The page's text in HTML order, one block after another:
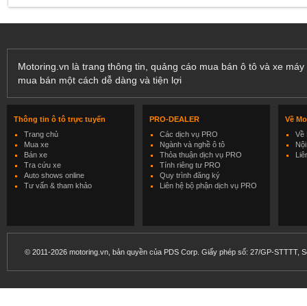
Motoring.vn là trang thông tin, quảng cáo mua bán ô tô và xe
mua bán một cách dễ dàng và tiện lợi
Thông tin ô tô trực tuyến
Trang chủ
Mua xe
Bán xe
Tra cứu xe
Auto shows online
Tư vấn & tham khảo
PRO-DEALER
Các dịch vụ PRO
Ngành và nghề ô tô
Thỏa thuận dịch vụ PRO
Tính riêng tư PRO
Quy trình đăng ký
Liên hệ bộ phận dịch vụ PRO
Về
Về
© 2011-2026 motoring.vn, bản quyền của PDS Corp. Giấy phép số: 27/GP-STTTT,